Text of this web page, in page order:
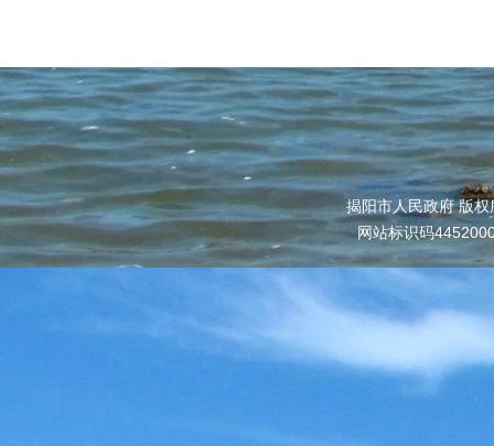
揭阳市人民政府 版
网站标识码